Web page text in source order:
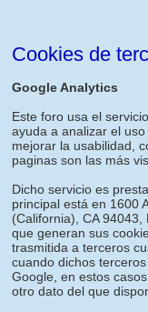
Cookies de
Google Analytics
Este foro usa el
ayuda a analizar el
mejorar la usabilidad,
paginas son las más
Dicho servicio es
principal está en 1600
(California), CA 94043,
que generan sus
trasmitida a terceros
cuando dichos
Google, en estos
otro dato del que